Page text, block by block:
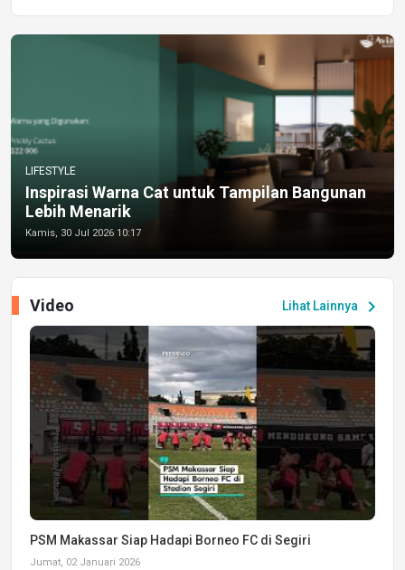
LIFESTYLE
Inspirasi Warna Cat untuk Tampilan Bangunan
Lebih Menarik
Kamis, 30 Jul 2026 10:17
Lihat Lainnya chevron_right
Video
PSM Makassar Siap Hadapi Borneo FC di Segiri
Jumat, 02 Januari 2026